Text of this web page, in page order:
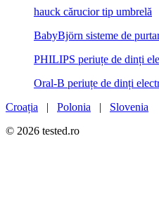
hauck cărucior tip umbrelă
BabyBjörn sisteme de
PHILIPS periuțe de dinți
Oral-B periuțe de dinți
Croația | Polonia | Slovenia
© 2026 tested.ro